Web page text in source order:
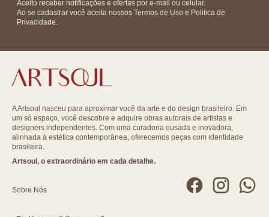
Aceito receber notificações e ofertas por e-mail ou celular.
Ao se cadastrar você aceita nossos Termos de Uso e Politica de
Privacidade.
A Artsoul nasceu para aproximar você da arte e do design brasileiro. Em
um só espaço, você descobre e adquire obras autorais de artistas e
designers independentes. Com uma curadoria ousada e inovadora,
alinhada à estética contemporânea, oferecemos peças com identidade
brasileira.
Artsoul, o extraordinário em cada detalhe.
Sobre Nós